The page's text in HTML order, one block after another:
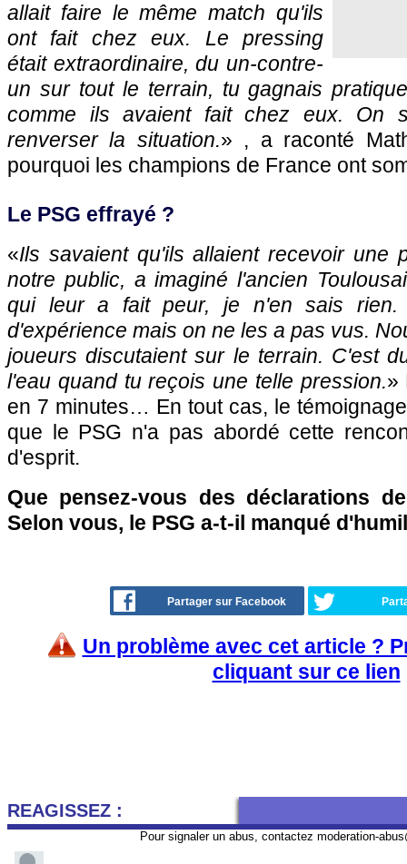
allait faire le même match qu'ils
ont fait chez eux. Le pressing
était extraordinaire, du un-contre-
un sur tout le terrain, tu gagnais
comme ils avaient fait chez eux. On
renverser la situation.» , a raconté
pourquoi les champions de France ont
Le PSG effrayé ?
«Ils savaient qu'ils allaient recevoir une
notre public, a imaginé l'ancien
qui leur a fait peur, je n'en sais rien.
d'expérience mais on ne les a pas vus.
joueurs discutaient sur le terrain. C'est
l'eau quand tu reçois une telle pression.»
en 7 minutes… En tout cas, le
que le PSG n'a pas abordé cette
d'esprit.
Que pensez-vous des déclarations
Selon vous, le PSG a-t-il manqué
Partager sur Facebook
Un problème avec cet article ?
cliquant sur ce lien
REAGISSEZ :
Pour signaler un abus, contactez moderation-